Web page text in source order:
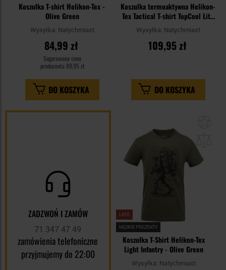
Koszulka T-shirt Helikon-Tex -
Olive Green
Wysyłka: Natychmiast
84,99 zł
Sugerowana cena
producenta 89,95 zł
DO KOSZYKA
Koszulka termoaktywna Helikon-
Tex Tactical T-shirt TopCool Lite
- Olive Green
Wysyłka: Natychmiast
109,95 zł
DO KOSZYKA
ZADZWOŃ I ZAMÓW
71 347 47 49
zamówienia telefoniczne
przyjmujemy do 22:00
LATO
MĘSKIE PREZENTY
Koszulka T-Shirt Helikon-Tex
Light Infantry - Olive Green
Wysyłka: Natychmiast